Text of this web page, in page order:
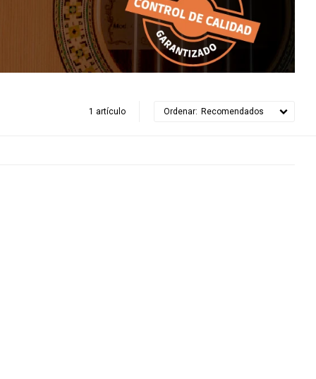
1 artículo Recomendados